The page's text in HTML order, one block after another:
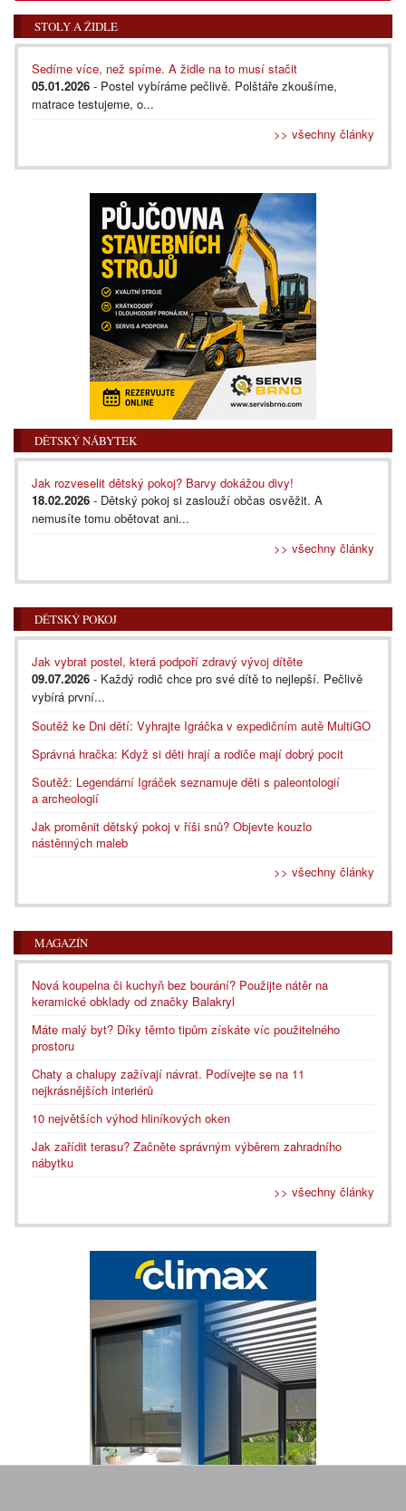
STOLY A ŽIDLE
Sedíme více, než spíme. A židle na to musí stačit
05.01.2026 - Postel vybíráme pečlivě. Polštáře zkoušíme,
matrace testujeme, o...
>> všechny články
DĚTSKÝ NÁBYTEK
Jak rozveselit dětský pokoj? Barvy dokážou divy!
18.02.2026 - Dětský pokoj si zaslouží občas osvěžit. A
nemusíte tomu obětovat ani...
>> všechny články
DĚTSKÝ POKOJ
Jak vybrat postel, která podpoří zdravý vývoj dítěte
09.07.2026 - Každý rodič chce pro své dítě to nejlepší. Pečlivě
vybírá první...
Soutěž ke Dni dětí: Vyhrajte Igráčka v expedičním autě MultiGO
Správná hračka: Když si děti hrají a rodiče mají dobrý pocit
Soutěž: Legendární Igráček seznamuje děti s paleontologií
a archeologií
Jak proměnit dětský pokoj v říši snů? Objevte kouzlo
nástěnných maleb
>> všechny články
MAGAZÍN
Nová koupelna či kuchyň bez bourání? Použijte nátěr na
keramické obklady od značky Balakryl
Máte malý byt? Díky těmto tipům získáte víc použitelného
prostoru
Chaty a chalupy zažívají návrat. Podívejte se na 11
nejkrásnějších interiérů
10 největších výhod hliníkových oken
Jak zařídit terasu? Začněte správným výběrem zahradního
nábytku
>> všechny články